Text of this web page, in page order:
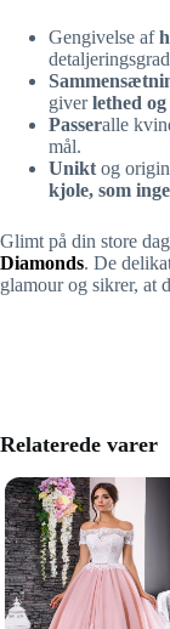
Gengivelse af
giverlethed
Passeralle
mål.
Unikt og
kjole, som
Glimt på din store
Diamonds. De
glamour og sikrer, at
Relaterede varer